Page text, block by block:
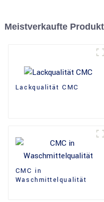
Meistverkaufte
Lackqualität CMC
CMC in
Waschmittelqualität